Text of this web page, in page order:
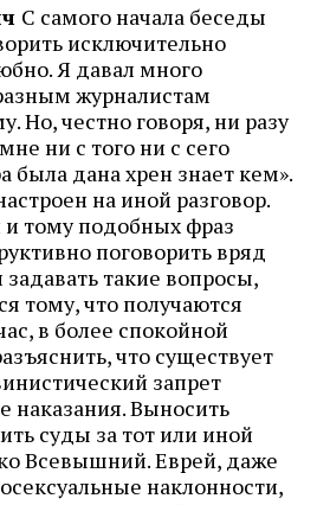
С самого начала беседы
исключительно
Я давал много
журналистам
Но, честно говоря, ни разу
ни с того ни с сего
была дана хрен знает кем».
на иной разговор.
и тому подобных фраз
поговорить вряд
такие вопросы,
тому, что получаются
в более спокойной
что существует
запрет
наказания. Выносить
суды за тот или иной
Всевышний. Еврей, даже
наклонности,